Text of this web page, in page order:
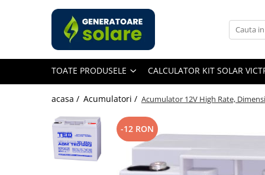
Toate Produsele
Cauta dupa capacitate
Intre 1000-2000W
Intre 2000-3000W
Peste 3000W
TOATE PRODUSELE CALCULATOR KIT SOLAR
acasa / Acumulatori / Acumulator 12V High Rate,
-12 RON